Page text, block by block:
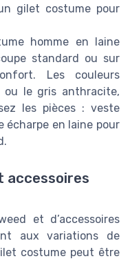
gilet costume pour
homme en laine
standard ou sur
Les couleurs
ou le gris anthracite,
les pièces : veste
écharpe en laine pour
accessoires
et d’accessoires
aux variations de
costume peut être